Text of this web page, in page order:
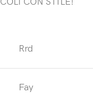
Rrd
Fay